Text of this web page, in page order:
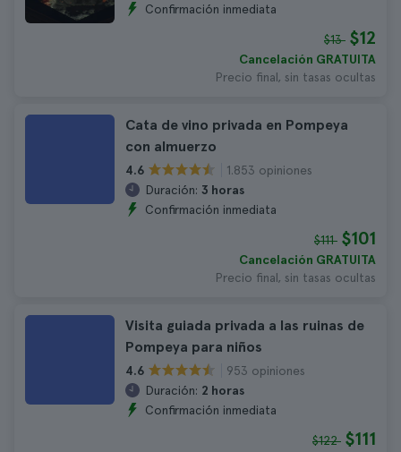
Confirmación inmediata
$13 $12
Cancelación GRATUITA
Precio final, sin tasas ocultas
Cata de vino privada en Pompeya
con almuerzo
4.6
1.853 opiniones
Duración: 3 horas
Confirmación inmediata
$111 $101
Cancelación GRATUITA
Precio final, sin tasas ocultas
Visita guiada privada a las ruinas de
Pompeya para niños
4.6
953 opiniones
Duración: 2 horas
Confirmación inmediata
$122 $111